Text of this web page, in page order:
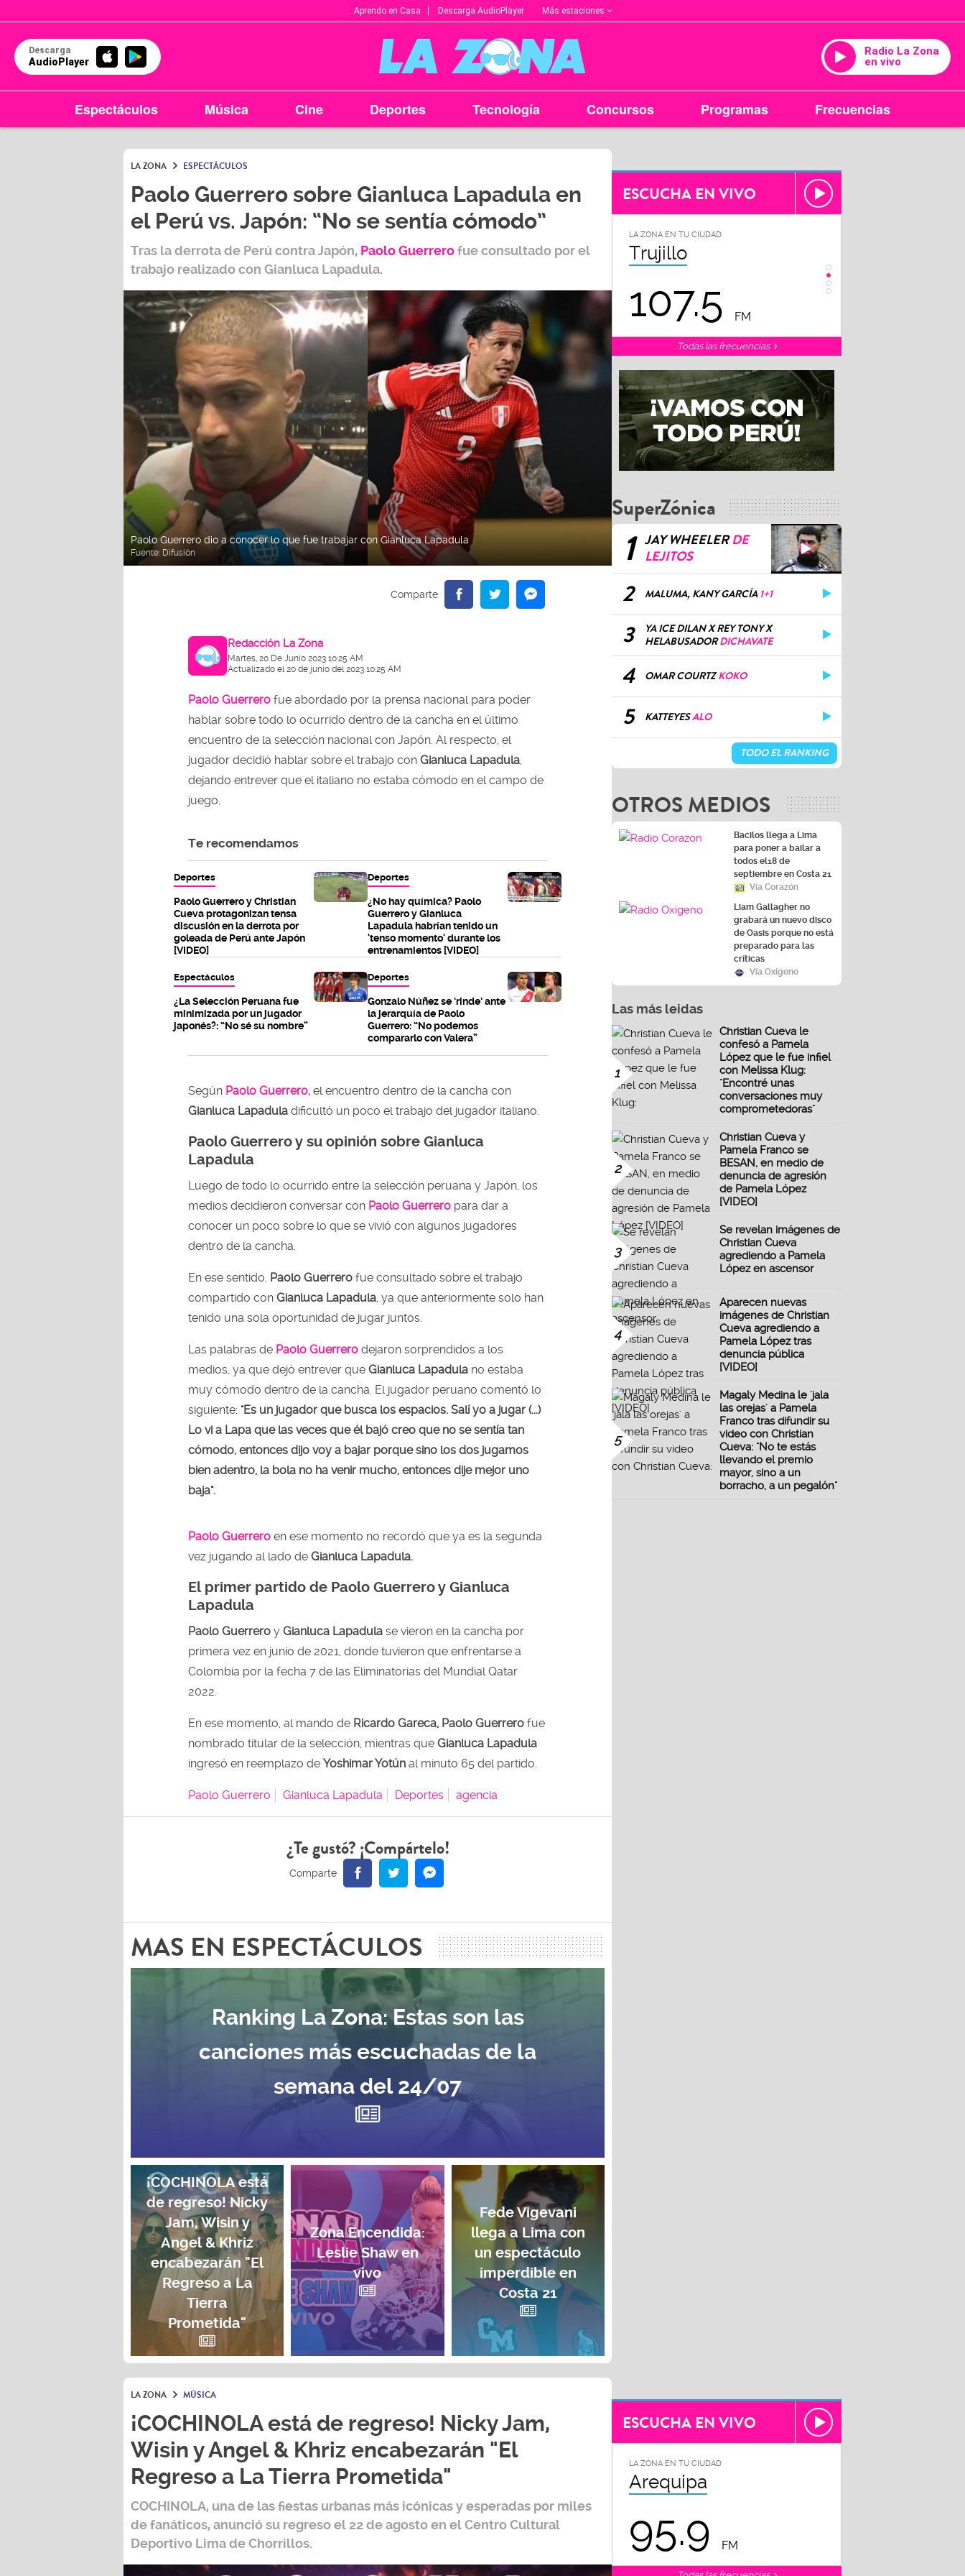
Aprendo en Casa Descarga AudioPlayer Más estaciones
Descarga
AudioPlayer
Radio La Zona
en vivo
Espectáculos Música Cine Deportes Tecnología Concursos Programas Frecuencias
LA ZONA ESPECTÁCULOS
Paolo Guerrero sobre Gianluca Lapadula en
el Perú vs. Japón: “No se sentía cómodo”
Tras la derrota de Perú contra Japón, Paolo Guerrerofue consultado por el
trabajo realizado con Gianluca Lapadula.
Paolo Guerrero dio a conocer lo que fue trabajar con Gianluca Lapadula
Fuente: Difusión
Redacción La Zona
Martes, 20 De Junio 2023 10:25 AM
Actualizado el 20 de junio del 2023 10:25 AM
Paolo Guerrero fue abordado por la prensa nacional para poder
hablar sobre todo lo ocurrido dentro de la cancha en el último
encuentro de la selección nacional con Japón. Al respecto, el
jugador decidió hablar sobre el trabajo con Gianluca Lapadula
dejando entrever que el italiano no estaba cómodo en el campo de
juego.
Te recomendamos
Deportes
Paolo Guerrero y Christian
Cueva protagonizan tensa
discusión en la derrota por
goleada de Perú ante Japón
[VIDEO]
Deportes
¿No hay química? Paolo
Guerrero y Gianluca
Lapadula habrían tenido un
'tenso momento' durante los
entrenamientos [VIDEO]
Espectáculos
¿La Selección Peruana fue
minimizada por un jugador
japonés?: “No sé su nombre”
Deportes
Gonzalo Núñez se ‘rinde’ ante
la jerarquía de Paolo
Guerrero: “No podemos
compararlo con Valera”
Según Paolo Guerrero, el encuentro dentro de la cancha con
Gianluca Lapadula dificultó un poco el trabajo del jugador italiano.
Paolo Guerrero y su opinión sobre Gianluca
Lapadula
Luego de todo lo ocurrido entre la selección peruana y Japón, los
medios decidieron conversar con Paolo Guerrero para dar a
conocer un poco sobre lo que se vivió con algunos jugadores
dentro de la cancha.
En ese sentido, Paolo Guerrero fue consultado sobre el trabajo
compartido con Gianluca Lapadula , ya que anteriormente solo han
tenido una sola oportunidad de jugar juntos.
Las palabras de Paolo Guerrero dejaron sorprendidos a los
medios, ya que dejó entrever que Gianluca Lapadula no estaba
muy cómodo dentro de la cancha. El jugador peruano comentó lo
siguiente: "Es un jugador que busca los espacios. Salí yo a jugar (...)
Lo vi a Lapa que las veces que él bajó creo que no se sentía tan
cómodo, entonces dijo voy a bajar porque sino los dos jugamos
bien adentro, la bola no ha venir mucho, entonces dije mejor uno
baja".
Paolo Guerrero en ese momento no recordó que ya es la segunda
vez jugando al lado de Gianluca Lapadula.
El primer partido de Paolo Guerrero y Gianluca
Lapadula
Paolo Guerrero y Gianluca Lapadula se vieron en la cancha por
primera vez en junio de 2021, donde tuvieron que enfrentarse a
Colombia por la fecha 7 de las Eliminatorias del Mundial Qatar
2022.
En ese momento, al mando de Ricardo Gareca, Paolo Guerrero fue
nombrado titular de la selección, mientras que Gianluca Lapadula
ingresó en reemplazo de Yoshimar Yotún al minuto 65 del partido.
Paolo Guerrero Gianluca Lapadula Deportes agencia
¿Te gustó? ¡Compártelo!
MAS EN ESPECTÁCULOS
Ranking La Zona: Estas son las
canciones más escuchadas de la
semana del 24/07
¡COCHINOLA está
de regreso! Nicky
Jam, Wisin y
Angel & Khriz
encabezarán "El
Regreso a La
Tierra
Prometida"
Zona Encendida:
Leslie Shaw en
vivo
Fede Vigevani
llega a Lima con
un espectáculo
imperdible en
Costa 21
ESCUCHA EN VIVO
Arequipa
95.9 FM
LA ZONA EN TU CIUDAD
Trujillo
107.5 FM 102.3
Todas las frecuencias
SuperZónica
1 JAY WHEELERDE
LEJITOS
2 MALUMA, KANY GARCÍA 1+1
3
YA ICE DILAN X REY TONY X
HELABUSADORDICHAVATE
4 OMAR COURTZKOKO
5 KATTEYESALO
TODO EL RANKING
OTROS MEDIOS
Bacilos llega a Lima
para poner a bailar a
todos el18 de
septiembre en Costa 21
Vía Corazón
Liam Gallagher no
grabará un nuevo disco
de Oasis porque no está
preparado para las
críticas
Vía Oxígeno
Las más leidas
1
Christian Cueva le
confesó a Pamela
López que le fue infiel
con Melissa Klug:
"Encontré unas
conversaciones muy
comprometedoras"
2
Christian Cueva y
Pamela Franco se
BESAN, en medio de
denuncia de agresión
de Pamela López
[VIDEO]
3
Se revelan imágenes de
Christian Cueva
agrediendo a Pamela
López en ascensor
4
Aparecen nuevas
imágenes de Christian
Cueva agrediendo a
Pamela López tras
denuncia pública
[VIDEO]
5
Magaly Medina le 'jala
las orejas' a Pamela
Franco tras difundir su
video con Christian
Cueva: "No te estás
llevando el premio
mayor, sino a un
borracho, a un pegalón"
LA ZONA MÚSICA
¡COCHINOLA está de regreso! Nicky Jam,
Wisin y Angel & Khriz encabezarán "El
Regreso a La Tierra Prometida"
COCHINOLA, una de las fiestas urbanas más icónicas y esperadas por miles
de fanáticos, anunció su regreso el 22 de agosto en el Centro Cultural
Deportivo Lima de Chorrillos.
ESCUCHA EN VIVO
LA ZONA EN TU CIUDAD
Arequipa
95.9 FM